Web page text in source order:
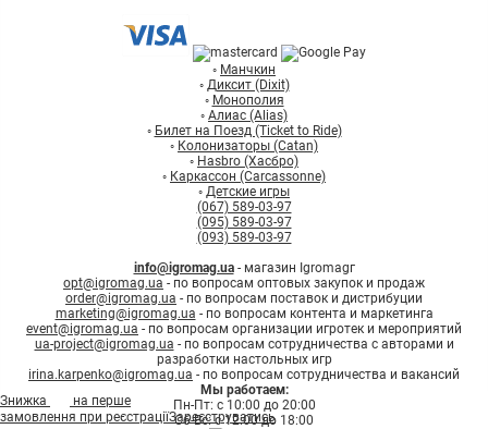
◦ Манчкин
◦ Диксит (Dixit)
◦ Монополия
◦ Алиас (Alias)
◦ Билет на Поезд (Ticket to Ride)
◦ Колонизаторы (Catan)
◦ Hasbro (Хасбро)
◦ Каркассон (Carcassonne)
◦ Детские игры
(067) 589-03-97
(095) 589-03-97
(093) 589-03-97
info@igromag.ua- магазин Igromagг
opt@igromag.ua - по вопросам оптовых закупок и продаж
order@igromag.ua - по вопросам поставок и дистрибуции
marketing@igromag.ua - по вопросам контента и маркетинга
event@igromag.ua - по вопросам организации игротек и мероприятий
ua-project@igromag.ua - по вопросам сотрудничества с авторами и
разработки настольных игр
irina.karpenko@igromag.ua - по вопросам сотрудничества и вакансий
Мы работаем:
Пн-Пт: с 10:00 до 20:00
Сб-Вс: с 12:00 до 18:00
Знижка
на перше
замовлення при реєстраціїЗареєструватись